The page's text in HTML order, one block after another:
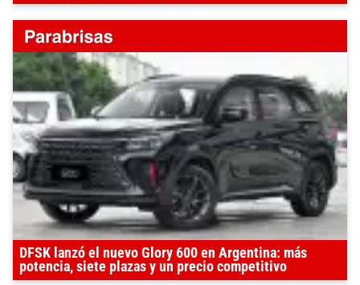
DFSK lanzó el nuevo Glory 600 en Argentina: más
potencia, siete plazas y un precio competitivo